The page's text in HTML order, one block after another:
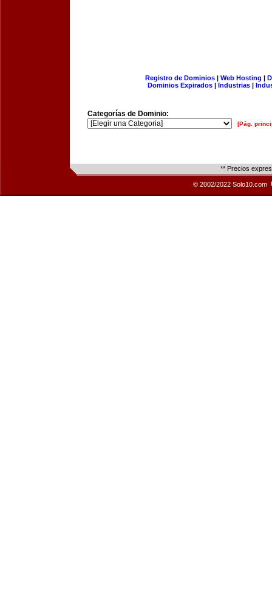
Registro de Dominios| Web Hosting |
Dominios Expirados | Industrias |
Categorías de Dominio:
[Pág.
** Precios
© 2002/2022 Solo10.com